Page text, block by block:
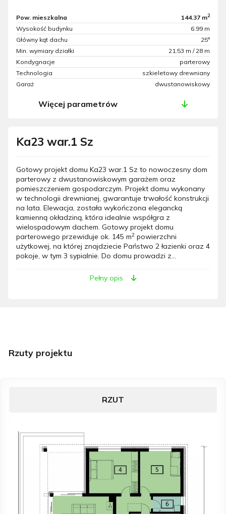
Ka23 war.1 Sz
Gotowy projekt domu Ka23 war.1 Sz to nowoczesny dom
parterowy z dwustanowiskowym garażem oraz
pomieszczeniem gospodarczym. Projekt domu wykonany
w technologii drewnianej, gwarantuje trwałość konstrukcji
na lata. Elewacja, została wykończona elegancką
kamienną okładziną, która idealnie współgra z
wielospadowym dachem. Gotowy projekt domu
parterowego przewiduje ok. 145 m2 powierzchni
użytkowej, na której znajdziecie Państwo 2 łazienki oraz 4
pokoje, w tym 3 sypialnie. Do domu prowadzi z...
Pełny opis
Pow. mieszkalna 144.37 m2
Wysokość budynku
6.99 m
Główny kąt dachu
25°
Min. wymiary działki
21.53 m / 28 m
Kondygnacje
parterowy
Technologia
szkieletowy drewniany
Garaż
dwustanowiskowy
Więcej parametrów
Rzuty projektu
RZUT